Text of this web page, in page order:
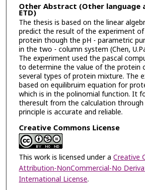
Other Abstract (Other
ETD)
The thesis is based on the linear
predict the result of the experiment
protein though the pH - parametric
in the two - column system (Chen,
The experiment used the pascal
to determine the value of the protein
several types of protein mixture. The
based on equilibruim equation for
which is in the polinomial function. It
theresult from the calculation through
principle is accurate and reliable.
Creative Commons License
This work is licensed under a Creative
Attribution-NonCommercial-No
International License.